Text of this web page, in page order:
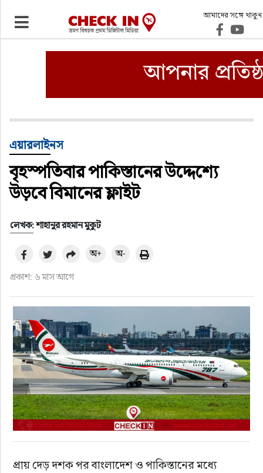
আমাদের সঙ্গে থাকুন
ভ্রমণ
ওটিএ
হোটেল-মোটেল-রিসোর্ট
বিদেশযাত্রা
প্রবাস
ফুড
হজ-ওমরাহ
ভিডিও
আরও
এয়ারলাইনস
বৃহস্পতিবার পাকিস্তানের উদ্দেশ্যে
উড়বে বিমানের ফ্লাইট
লেখক: শাহানুর রহমান মুকুট
প্রকাশ: ৬ মাস আগে
অ+ অ-
প্রায় দেড় দশক পর বাংলাদেশ ও পাকিস্তানের মধ্যে